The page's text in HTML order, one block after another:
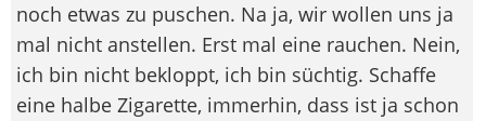
noch etwas zu puschen. Na ja, wir wollen uns ja
mal nicht anstellen. Erst mal eine rauchen. Nein,
ich bin nicht bekloppt, ich bin süchtig. Schaffe
eine halbe Zigarette, immerhin, dass ist ja schon